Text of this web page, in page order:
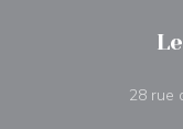
28 rue